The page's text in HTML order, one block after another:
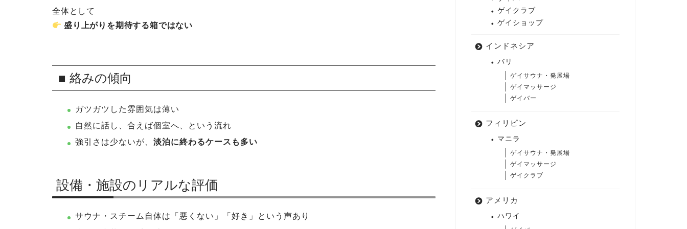
全体として
盛り上がりを期待する箱ではない
■ 絡みの傾向
ガツガツした雰囲気は薄い
自然に話し、合えば個室へ、という流れ
強引さは少ないが、 淡泊に終わるケースも多い
設備・施設のリアルな評価
サウナ・スチーム自体は「悪くない」「好き」という声あり
ゲイクラブ
ゲイショップ
インドネシア
バリ
ゲイサウナ・発展場
ゲイマッサージ
ゲイバー
フィリピン
マニラ
ゲイサウナ・発展場
ゲイマッサージ
ゲイクラブ
アメリカ
ハワイ